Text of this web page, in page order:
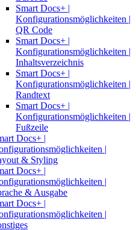
Smart Docs+ |
Konfigurationsmöglichkeiten |
QR Code
Smart Docs+ |
Konfigurationsmöglichkeiten |
Inhaltsverzeichnis
Smart Docs+ |
Konfigurationsmöglichkeiten |
Randtext
Smart Docs+ |
Konfigurationsmöglichkeiten |
Fußzeile
Docs+ |
|
& Styling
Docs+ |
|
& Ausgabe
Docs+ |
|